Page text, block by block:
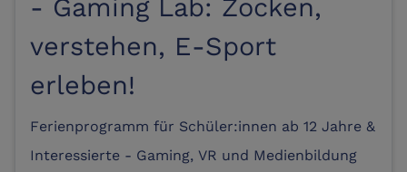
verstehen, E-Sport
erleben!
Ferienprogramm für Schüler:innen ab 12 Jahre &
Interessierte - Gaming, VR und Medienbildung